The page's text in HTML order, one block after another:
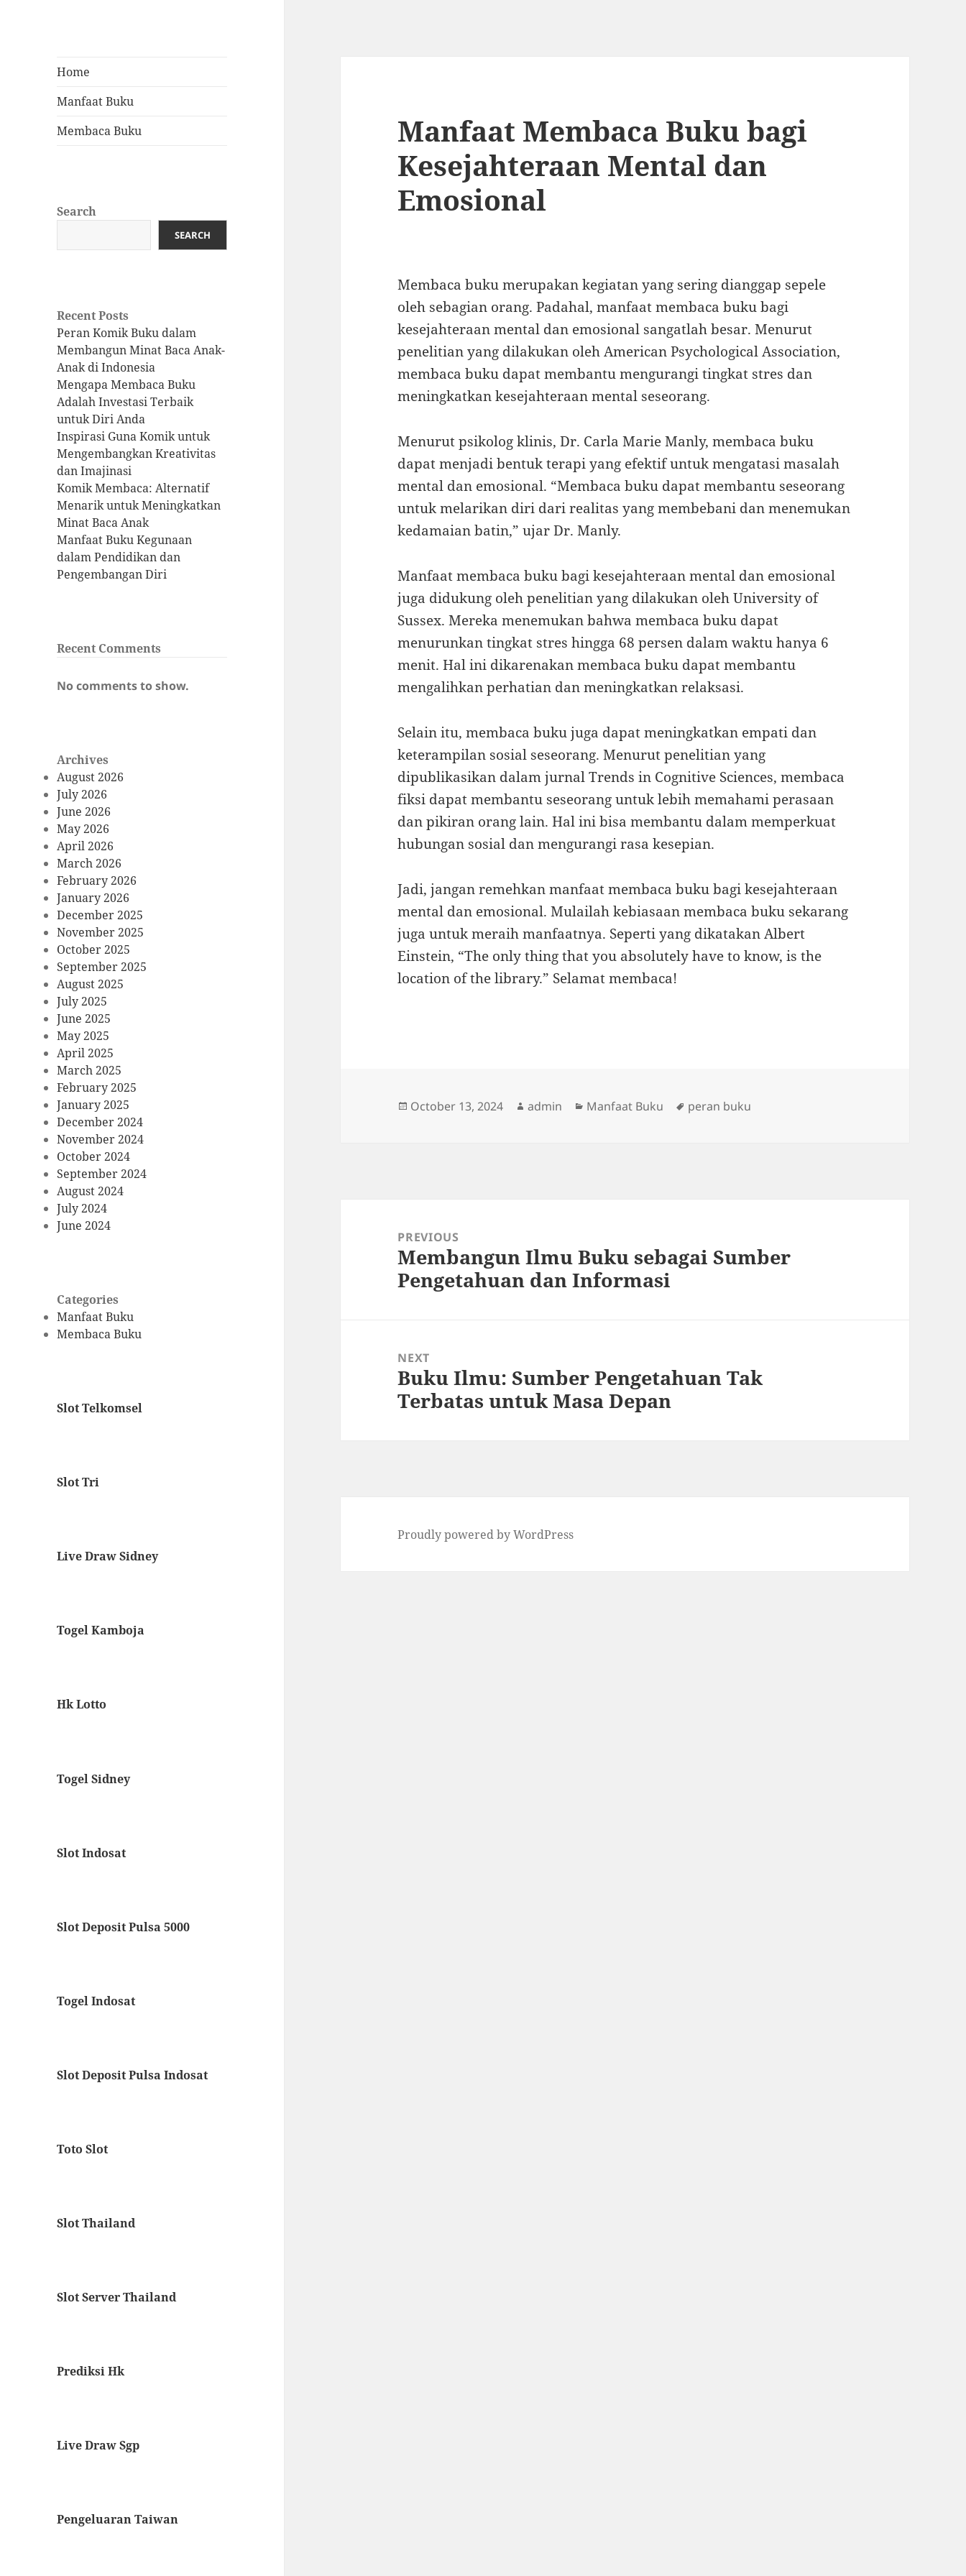
Home
Manfaat Buku
Membaca Buku
Search
SEARCH
Recent Posts
Peran Komik Buku dalam
Membangun Minat Baca Anak-
Anak di Indonesia
Mengapa Membaca Buku
Adalah Investasi Terbaik
untuk Diri Anda
Inspirasi Guna Komik untuk
Mengembangkan Kreativitas
dan Imajinasi
Komik Membaca: Alternatif
Menarik untuk Meningkatkan
Minat Baca Anak
Manfaat Buku Kegunaan
dalam Pendidikan dan
Pengembangan Diri
Recent Comments
No comments to show.
Archives
August 2026
July 2026
June 2026
May 2026
April 2026
March 2026
February 2026
January 2026
December 2025
November 2025
October 2025
September 2025
August 2025
July 2025
June 2025
May 2025
April 2025
March 2025
February 2025
January 2025
December 2024
November 2024
October 2024
September 2024
August 2024
July 2024
June 2024
Categories
Manfaat Buku
Membaca Buku
Slot Telkomsel
Slot Tri
Live Draw Sidney
Togel Kamboja
Hk Lotto
Togel Sidney
Slot Indosat
Slot Deposit Pulsa 5000
Togel Indosat
Slot Deposit Pulsa Indosat
Toto Slot
Slot Thailand
Slot Server Thailand
Prediksi Hk
Live Draw Sgp
Pengeluaran Taiwan
Manfaat Membaca Buku bagi
Kesejahteraan Mental dan
Emosional
Membaca buku merupakan kegiatan yang sering dianggap sepele
oleh sebagian orang. Padahal, manfaat membaca buku bagi
kesejahteraan mental dan emosional sangatlah besar. Menurut
penelitian yang dilakukan oleh American Psychological Association,
membaca buku dapat membantu mengurangi tingkat stres dan
meningkatkan kesejahteraan mental seseorang.
Menurut psikolog klinis, Dr. Carla Marie Manly, membaca buku
dapat menjadi bentuk terapi yang efektif untuk mengatasi masalah
mental dan emosional. “Membaca buku dapat membantu seseorang
untuk melarikan diri dari realitas yang membebani dan menemukan
kedamaian batin,” ujar Dr. Manly.
Manfaat membaca buku bagi kesejahteraan mental dan emosional
juga didukung oleh penelitian yang dilakukan oleh University of
Sussex. Mereka menemukan bahwa membaca buku dapat
menurunkan tingkat stres hingga 68 persen dalam waktu hanya 6
menit. Hal ini dikarenakan membaca buku dapat membantu
mengalihkan perhatian dan meningkatkan relaksasi.
Selain itu, membaca buku juga dapat meningkatkan empati dan
keterampilan sosial seseorang. Menurut penelitian yang
dipublikasikan dalam jurnal Trends in Cognitive Sciences, membaca
fiksi dapat membantu seseorang untuk lebih memahami perasaan
dan pikiran orang lain. Hal ini bisa membantu dalam memperkuat
hubungan sosial dan mengurangi rasa kesepian.
Jadi, jangan remehkan manfaat membaca buku bagi kesejahteraan
mental dan emosional. Mulailah kebiasaan membaca buku sekarang
juga untuk meraih manfaatnya. Seperti yang dikatakan Albert
Einstein, “The only thing that you absolutely have to know, is the
location of the library.” Selamat membaca!
Posted
October 13, 2024 Author
admin Categories
Manfaat Buku Tags
peran buku
navigationPREVIOUS
Previous
post:
Membangun Ilmu Buku sebagai Sumber
Pengetahuan dan Informasi
NEXT
Next
post:
Buku Ilmu: Sumber Pengetahuan Tak
Terbatas untuk Masa Depan
Proudly powered by WordPress